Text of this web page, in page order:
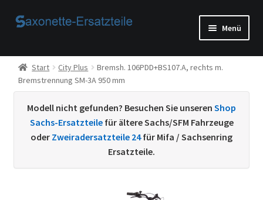
Zur
Zum
Menü
Start
AGB
Beispiel-Seite
Datenschutzerklärung von
Start City Plus
Bremsh. 106PDD+BS107.A, rechts m.
Bremstrennung SM-3A 950 mm
Modell nicht gefunden? Besuchen Sie unseren Shop
Sachs-Ersatzteilefür ältere Sachs/SFM Fahrzeuge
oder Zweiradersatzteile 24für Mifa / Sachsenring
Ersatzteile.